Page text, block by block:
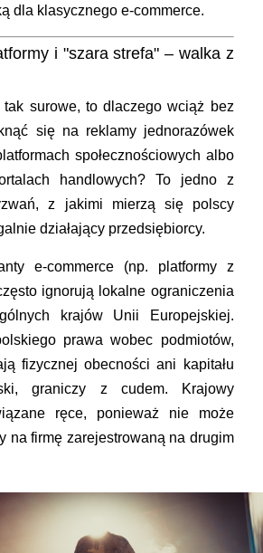
dla klasycznego e-commerce.
i "szara strefa" – walka z
surowe, to dlaczego wciąż bez
się na reklamy jednorazówek
społecznościowych albo
handlowych? To jedno z
z jakimi mierzą się polscy
działający przedsiębiorcy.
e-commerce (np. platformy z
ignorują lokalne ograniczenia
krajów Unii Europejskiej.
prawa wobec podmiotów,
fizycznej obecności ani kapitału
graniczy z cudem. Krajowy
ręce, ponieważ nie może
na firmę zarejestrowaną na drugim